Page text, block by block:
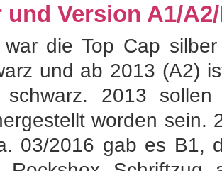
und Version A1/
war die Top Cap
und ab 2013 (A2)
schwarz. 2013
worden sein.
03/2016 gab es B1,